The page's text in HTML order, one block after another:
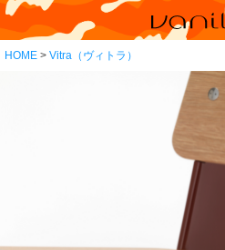
HOME Vitra（ヴィトラ）